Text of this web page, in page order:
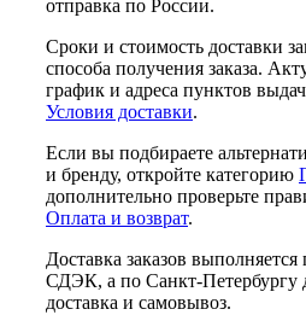
отправка по России.
Сроки и стоимость доставки
способа получения заказа.
график и адреса пунктов
Условия доставки.
Если вы подбираете
и бренду, откройте категорию
дополнительно проверьте
Оплата и возврат.
Доставка заказов
СДЭК, а по Санкт-Петербургу
доставка и самовывоз.